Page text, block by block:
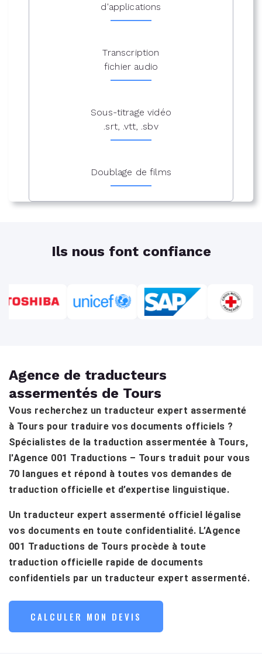
d'applications
Transcription
fichier audio
Sous-titrage vidéo
.srt, .vtt, .sbv
Doublage de films
Ils nous font confiance
Agence de traducteurs
assermentés de Tours
Vous recherchez un traducteur expert assermenté
à Tours pour traduire vos documents officiels ?
Spécialistes de la traduction assermentée à Tours,
l'Agence 001 Traductions – Tours traduit pour vous
70 langues et répond à toutes vos demandes de
traduction officielle et d’expertise linguistique.
Un traducteur expert assermenté officiel légalise
vos documents en toute confidentialité. L’Agence
001 Traductions de Tours procède à toute
traduction officielle rapide de documents
confidentiels par un traducteur expert assermenté.
CALCULER MON DEVIS